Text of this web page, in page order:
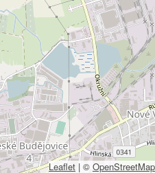
Leaflet | © OpenStreetMap